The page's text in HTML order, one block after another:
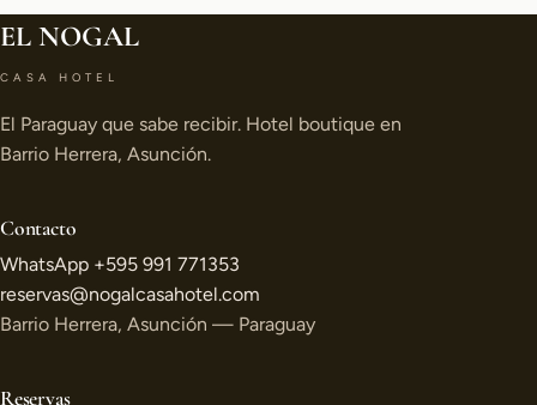
EL NOGAL
CASA HOTEL
El Paraguay que sabe recibir. Hotel boutique en
Barrio Herrera, Asunción.
Contacto
WhatsApp +595 991 771353
reservas@nogalcasahotel.com
Barrio Herrera, Asunción — Paraguay
Reservas